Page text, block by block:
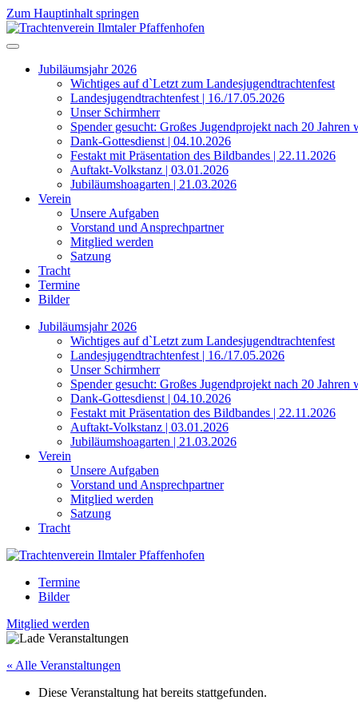
Zum Hauptinhalt springen
Jubiläumsjahr 2026
Wichtiges auf d`Letzt zum Landesjugendtrachtenfest
Landesjugendtrachtenfest | 16./17.05.2026
Unser Schirmherr
Spender gesucht: Großes Jugendprojekt nach 20 Jahren
Dank-Gottesdienst | 04.10.2026
Festakt mit Präsentation des Bildbandes | 22.11.2026
Auftakt-Volkstanz | 03.01.2026
Jubiläumshoagarten | 21.03.2026
Verein
Unsere Aufgaben
Vorstand und Ansprechpartner
Mitglied werden
Satzung
Tracht
Termine
Bilder
Jubiläumsjahr 2026
Wichtiges auf d`Letzt zum Landesjugendtrachtenfest
Landesjugendtrachtenfest | 16./17.05.2026
Unser Schirmherr
Spender gesucht: Großes Jugendprojekt nach 20 Jahren
Dank-Gottesdienst | 04.10.2026
Festakt mit Präsentation des Bildbandes | 22.11.2026
Auftakt-Volkstanz | 03.01.2026
Jubiläumshoagarten | 21.03.2026
Verein
Unsere Aufgaben
Vorstand und Ansprechpartner
Mitglied werden
Satzung
Tracht
Termine
Bilder
Mitglied werden
« Alle Veranstaltungen
Diese Veranstaltung hat bereits stattgefunden.